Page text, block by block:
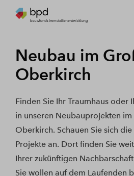
Neubau im
Oberkirch
Finden Sie Ihr Traumhaus oder
in unseren Neubauprojekten
Oberkirch. Schauen Sie sich
Projekte an. Dort finden Sie
Ihrer zukünftigen
Sie wollen auf dem Laufenden